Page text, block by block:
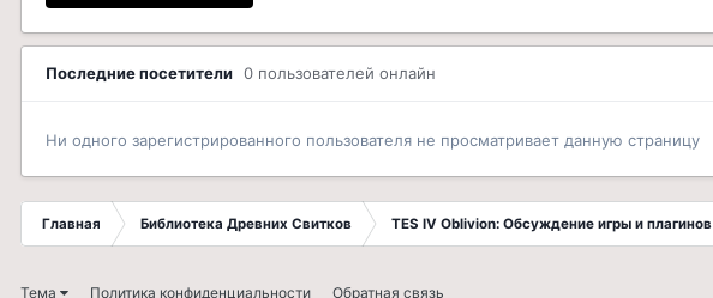
Последние посетители 0 пользователей онлайн
Ни одного зарегистрированного пользователя не просматривает данную страницу
Главная Библиотека Древних Свитков TES IV Oblivion: Обсуждение игры и плагинов
Тема Политика конфиденциальности Обратная связь